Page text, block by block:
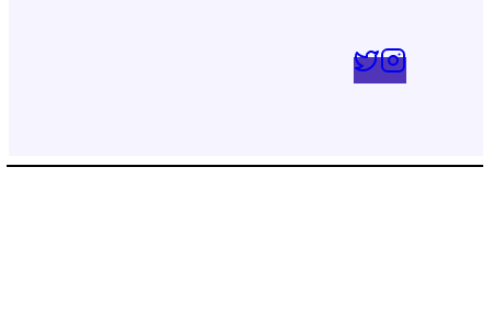
●آنلاین — پاسخ فوری